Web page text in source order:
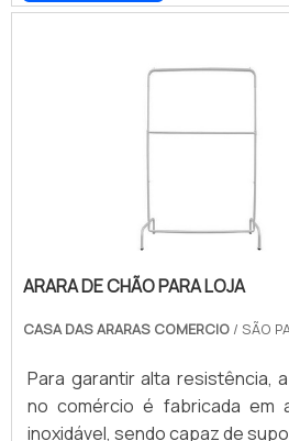
fornecimento desses
de dentro das lojas. MAIS
ARARA DE CHÃO PARA LOJA
CASA DAS ARARAS COMERCIO / SÃO
Para garantir alta resistência,
no comércio é fabricada em
inoxidável, sendo capaz de